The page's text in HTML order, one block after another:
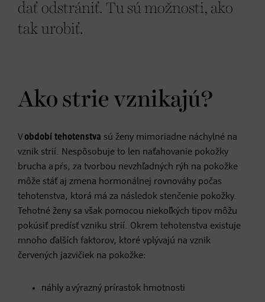
dať odstrániť. Tu sú možnosti, ako
tak urobiť.
Ako strie vznikajú?
Vobdobí tehotenstva sú ženy mimoriadne náchylné na
vznik strií. Nespôsobuje to len naťahovanie pokožky
brucha a pŕs, za tvorbou nevzhľadných rýh na pokožke
môže stáť aj zmena hormonálnej rovnováhy počas
tehotenstva, ktorá má za následok stenčenie pokožky.
Tehotné ženy sa však pomocou niekoľkých tipov môžu
pokúsiť predísť vzniku strií. Okrem tehotenstva existuje
mnoho ďalších faktorov, ktoré vplývajú na vznik
červených jazvičiek na pokožke:
náhly a výrazný prírastok hmotnosti